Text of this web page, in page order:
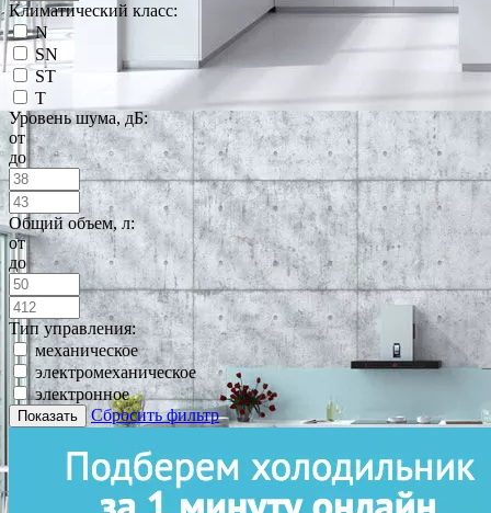
Климатический класс:
N
SN
ST
T
Уровень шума, дБ:
от
до
Общий объем, л:
от
до
Тип управления:
механическое
электромеханическое
электронное
Показать Сбросить фильтр